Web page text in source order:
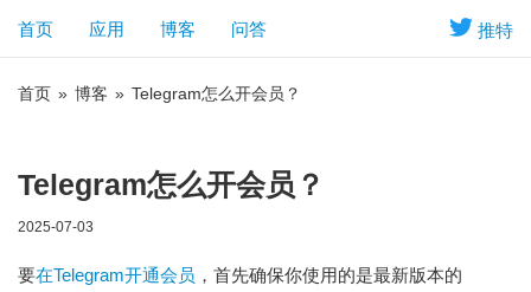
推特
首页 应用 博客 问答
首页 » 博客 » Telegram怎么开会员？
Telegram怎么开会员？
2025-07-03
要在Telegram开通会员 ，首先确保你使用的是最新版本的